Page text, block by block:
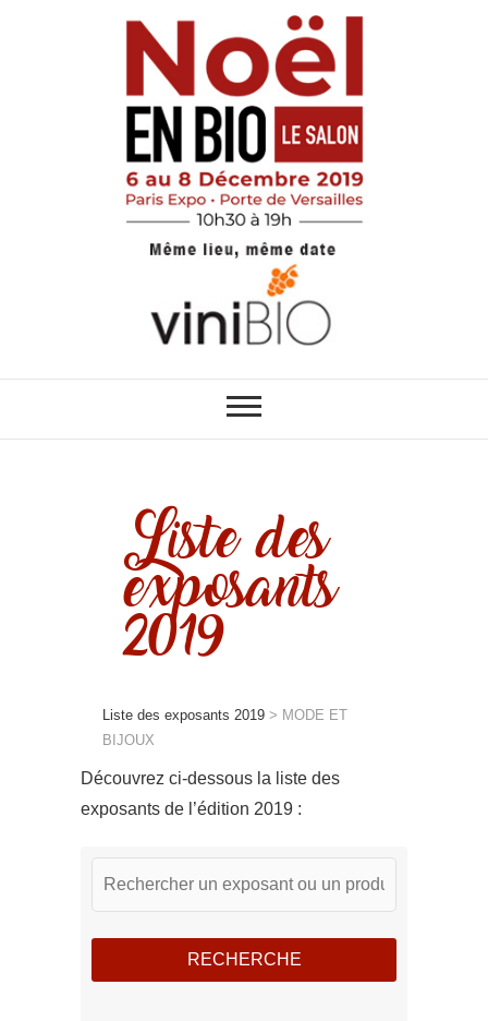
Liste des
exposants
2019
Liste des exposants 2019 > MODE ET
BIJOUX
Découvrez ci-dessous la liste des
exposants de l’édition 2019 :